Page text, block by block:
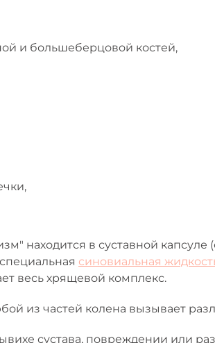
и большеберцовой костей,
находится в суставной
синовиальная
весь хрящевой комплекс.
из частей колена вызывает
сустава, повреждении или